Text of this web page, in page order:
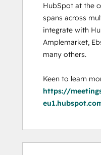
HubSpot at the
spans across
integrate with
Amplemarket,
many others.
https://